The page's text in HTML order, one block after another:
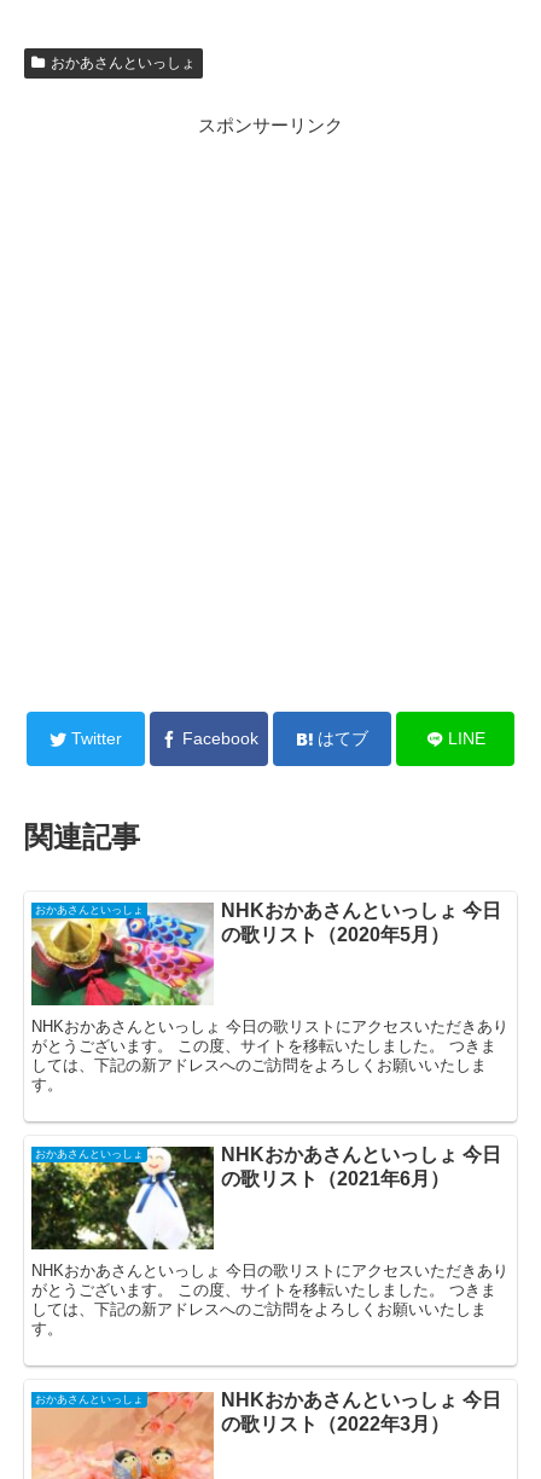
おかあさんといっしょ
スポンサーリンク
Twitter Facebook はてブ LINE
関連記事
おかあさんといっしょ
NHKおかあさんといっしょ 今日
の歌リスト（2020年5月）
NHKおかあさんといっしょ 今日の歌リストにアクセスいただきあり
がとうございます。 この度、サイトを移転いたしました。 つきま
しては、下記の新アドレスへのご訪問をよろしくお願いいたしま
す。
おかあさんといっしょ
NHKおかあさんといっしょ 今日
の歌リスト（2021年6月）
NHKおかあさんといっしょ 今日の歌リストにアクセスいただきあり
がとうございます。 この度、サイトを移転いたしました。 つきま
しては、下記の新アドレスへのご訪問をよろしくお願いいたしま
す。
おかあさんといっしょ
NHKおかあさんといっしょ 今日
の歌リスト（2022年3月）